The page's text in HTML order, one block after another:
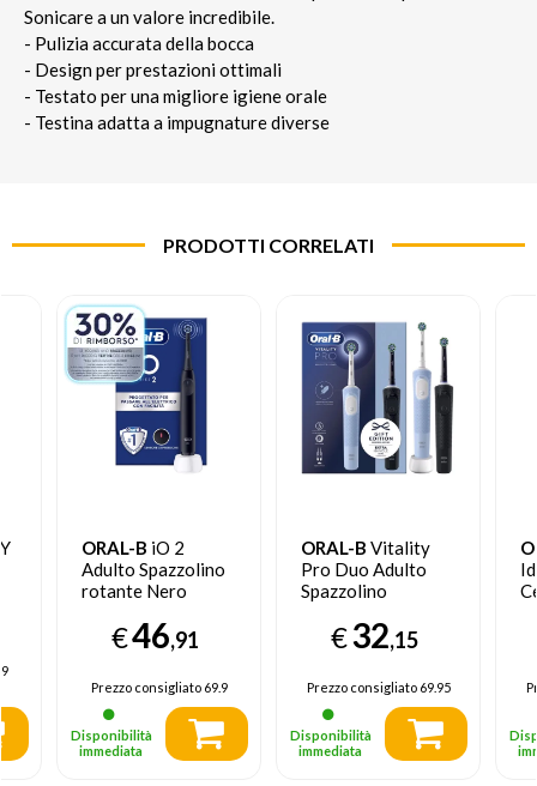
Sonicare a un valore incredibile.
- Pulizia accurata della bocca
- Design per prestazioni ottimali
- Testato per una migliore igiene orale
- Testina adatta a impugnature diverse
PRODOTTI CORRELATI
ORAL-B iO 2
Adulto Spazzolino
rotante Nero
€46,91
Prezzo consigliato69.9
Disponibilità
immediata
ORAL-B Vitality
Pro Duo Adulto
Spazzolino
Nero, Blu, Bianco
€32,15
Prezzo consigliato69.95
Disponibilità
immediata